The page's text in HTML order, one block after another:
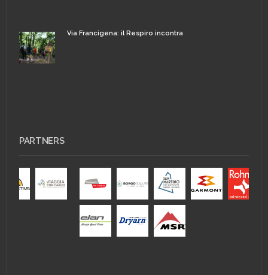
Via Francigena: il Respiro incontra
PARTNERS